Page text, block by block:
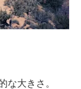
な大きさ。